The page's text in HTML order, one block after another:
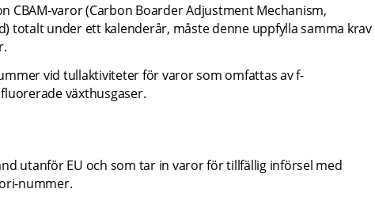
CBAM-varor (Carbon Boarder Adjustment Mechanism,
totalt under ett kalenderår, måste denne uppfylla samma krav
vid tullaktiviteter för varor som omfattas av f-
växthusgaser.
utanför EU och som tar in varor för tillfällig införsel med
nummer.